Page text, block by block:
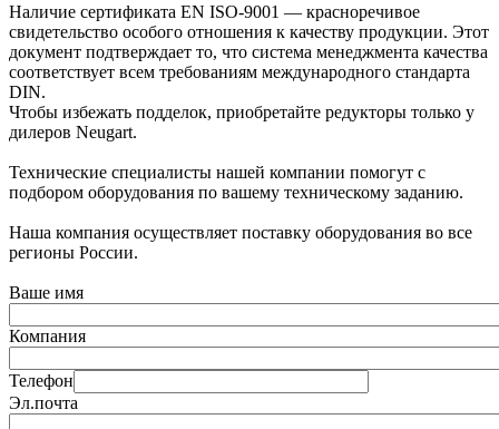
Наличие сертификата EN ISO-9001 — красноречивое
свидетельство особого отношения к качеству продукции. Этот
документ подтверждает то, что система менеджмента качества
соответствует всем требованиям международного стандарта
DIN.
Чтобы избежать подделок, приобретайте редукторы только у
дилеров Neugart.
Технические специалисты нашей компании помогут с
подбором оборудования по вашему техническому заданию.
Наша компания осуществляет поставку оборудования во все
регионы России.
Ваше имя
Компания
Телефон
Эл.почта